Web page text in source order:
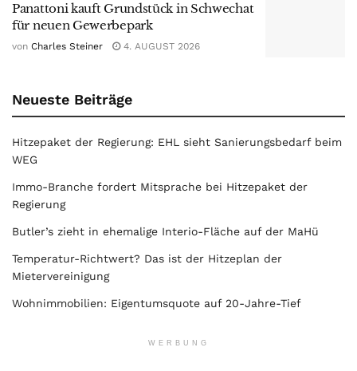
Panattoni kauft Grundstück in Schwechat
für neuen Gewerbepark
von Charles Steiner 4. AUGUST 2026
Neueste Beiträge
Hitzepaket der Regierung: EHL sieht Sanierungsbedarf beim
WEG
Immo-Branche fordert Mitsprache bei Hitzepaket der
Regierung
Butler’s zieht in ehemalige Interio-Fläche auf der MaHü
Temperatur-Richtwert? Das ist der Hitzeplan der
Mietervereinigung
Wohnimmobilien: Eigentumsquote auf 20-Jahre-Tief
WERBUNG